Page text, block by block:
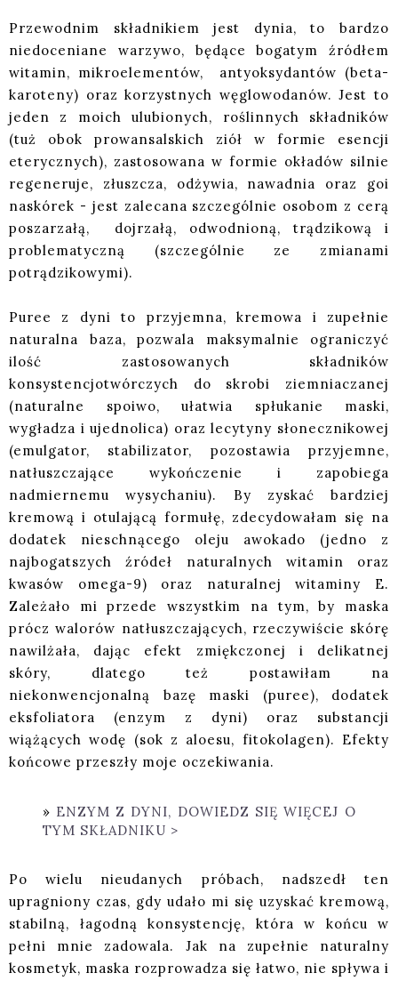
Przewodnim składnikiem jest dynia, to bardzo
niedoceniane warzywo, będące bogatym źródłem
witamin, mikroelementów, antyoksydantów (beta-
karoteny) oraz korzystnych węglowodanów. Jest to
jeden z moich ulubionych, roślinnych składników
(tuż obok prowansalskich ziół w formie esencji
eterycznych), zastosowana w formie okładów silnie
regeneruje, złuszcza, odżywia, nawadnia oraz goi
naskórek - jest zalecana szczególnie osobom z cerą
poszarzałą, dojrzałą, odwodnioną, trądzikową i
problematyczną (szczególnie ze zmianami
potrądzikowymi).
Puree z dyni to przyjemna, kremowa i zupełnie
naturalna baza, pozwala maksymalnie ograniczyć
ilość zastosowanych składników
konsystencjotwórczych do skrobi ziemniaczanej
(naturalne spoiwo, ułatwia spłukanie maski,
wygładza i ujednolica) oraz lecytyny słonecznikowej
(emulgator, stabilizator, pozostawia przyjemne,
natłuszczające wykończenie i zapobiega
nadmiernemu wysychaniu). By zyskać bardziej
kremową i otulającą formułę, zdecydowałam się na
dodatek nieschnącego oleju awokado (jedno z
najbogatszych źródeł naturalnych witamin oraz
kwasów omega-9) oraz naturalnej witaminy E.
Zależało mi przede wszystkim na tym, by maska
prócz walorów natłuszczających, rzeczywiście skórę
nawilżała, dając efekt zmiękczonej i delikatnej
skóry, dlatego też postawiłam na
niekonwencjonalną bazę maski (puree), dodatek
eksfoliatora (enzym z dyni) oraz substancji
wiążących wodę (sok z aloesu, fitokolagen). Efekty
końcowe przeszły moje oczekiwania.
ENZYM Z DYNI, DOWIEDZ SIĘ WIĘCEJ O
TYM SKŁADNIKU >
Po wielu nieudanych próbach, nadszedł ten
upragniony czas, gdy udało mi się uzyskać kremową,
stabilną, łagodną konsystencję, która w końcu w
pełni mnie zadowala. Jak na zupełnie naturalny
kosmetyk, maska rozprowadza się łatwo, nie spływa i